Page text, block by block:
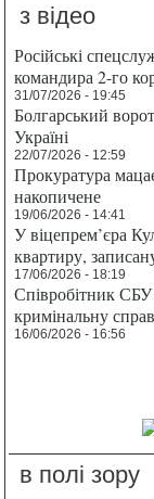
з відео
Російські
командира 2-го
31/07/2026 - 19:45
Болгарський
Україні
22/07/2026 - 12:59
Прокуратура
накопичене
19/06/2026 - 14:41
У віцепрем’єра
квартиру,
17/06/2026 - 18:19
Співробітник
кримінальну
16/06/2026 - 16:56
в полі зору